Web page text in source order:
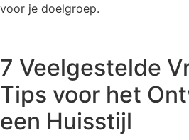
voor je doelgroep.
7 Veelgestelde
Tips voor het
een Huisstijl